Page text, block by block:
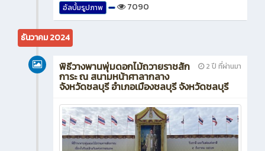
อัลบั้มรูปภาพ 7090
ธันวาคม 2024
2 ปี ที่ผ่านมา
พิธีวางพานพุ่มดอกไม้ถวายราชสัก
การะ ณ สนามหน้าศาลากลาง
จังหวัดชลบุรี อำเภอเมืองชลบุรี จังหวัดชลบุรี